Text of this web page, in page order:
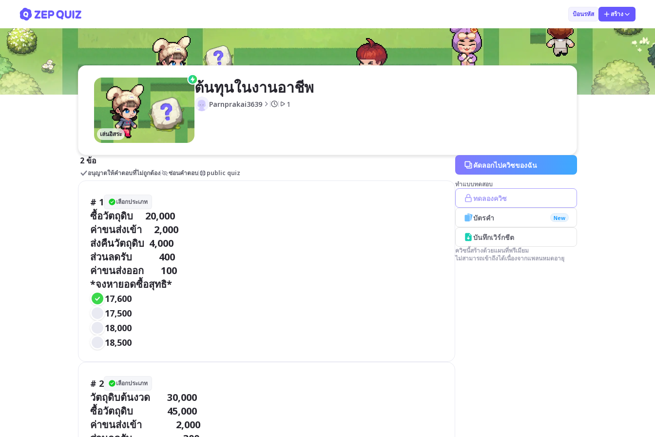
ป้อนรหัส สร้าง
เล่นอิสระ
ต้นทุนในงานอาชีพ
Parnprakai3639 1
2 ข้อ
อนุญาตให้คำตอบที่ไม่ถูกต้อง ซ่อนคำตอบ public quiz
# 1 เลือกประเภท
ซื้อวัตถุดิบ     20,000
ค่าขนส่งเข้า     2,000
ส่งคืนวัตถุดิบ  4,000
ส่วนลดรับ           400
ค่าขนส่งออก       100
*จงหายอดซื้อสุทธิ*
17,600
17,500
18,000
18,500
# 2 เลือกประเภท
วัตถุดิบต้นงวด       30,000
ซื้อวัตถุดิบ              45,000
ค่าขนส่งเข้า              2,000
คัดลอกไปควิซของฉัน
ทำแบบทดสอบ
ทดลองควิซ
บัตรคำ New
บันทึกเวิร์กชีต
ควิซนี้สร้างด้วยแผนที่พรีเมียม
ไม่สามารถเข้าถึงได้เนื่องจากแพลนหมดอายุ